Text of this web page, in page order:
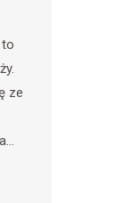
ze